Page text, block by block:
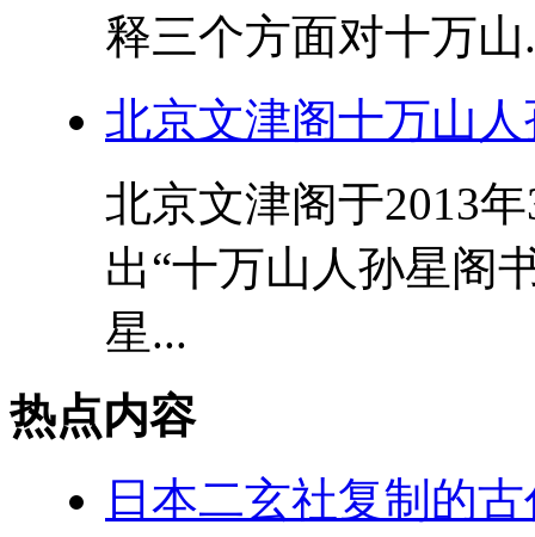
释三个方面对十万山
北京文津阁十万山
北京文津阁于2013
出“十万山人孙星阁
星...
热点内容
日本二玄社复制的